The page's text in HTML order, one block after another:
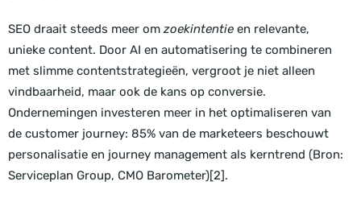
SEO draait steeds meer omzoekintentie en relevante,
unieke content. Door AI en automatisering te combineren
met slimme contentstrategieën, vergroot je niet alleen
vindbaarheid, maar ook de kans op conversie.
Ondernemingen investeren meer in het optimaliseren van
de customer journey: 85% van de marketeers beschouwt
personalisatie en journey management als kerntrend (Bron:
Serviceplan Group, CMO Barometer)[2].